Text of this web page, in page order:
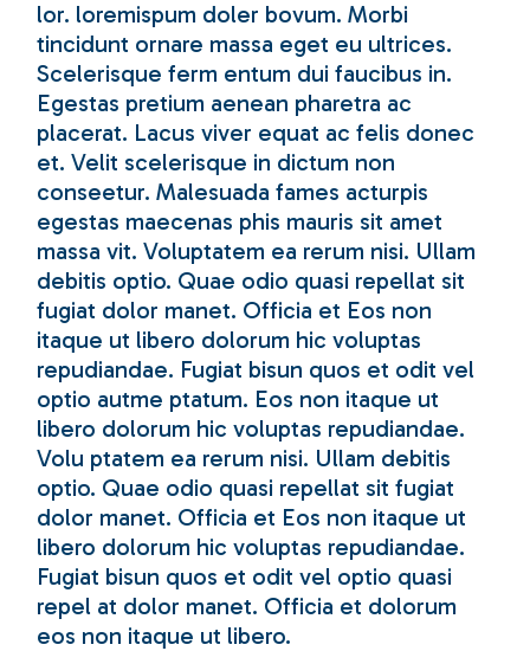
lor. loremispum doler bovum. Morbi
tincidunt ornare massa eget eu ultrices.
Scelerisque ferm entum dui faucibus in.
Egestas pretium aenean pharetra ac
placerat. Lacus viver equat ac felis donec
et. Velit scelerisque in dictum non
conseetur. Malesuada fames acturpis
egestas maecenas phis mauris sit amet
massa vit. Voluptatem ea rerum nisi. Ullam
debitis optio. Quae odio quasi repellat sit
fugiat dolor manet. Officia et Eos non
itaque ut libero dolorum hic voluptas
repudiandae. Fugiat bisun quos et odit vel
optio autme ptatum. Eos non itaque ut
libero dolorum hic voluptas repudiandae.
Volu ptatem ea rerum nisi. Ullam debitis
optio. Quae odio quasi repellat sit fugiat
dolor manet. Officia et Eos non itaque ut
libero dolorum hic voluptas repudiandae.
Fugiat bisun quos et odit vel optio quasi
repel at dolor manet. Officia et dolorum
eos non itaque ut libero.